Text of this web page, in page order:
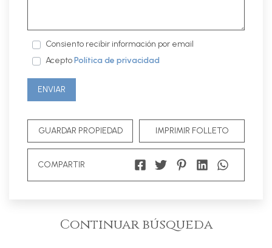
Consiento recibir información por email
AceptoPolítica de privacidad
ENVIAR
GUARDAR PROPIEDAD IMPRIMIR FOLLETO
COMPARTIR
Continuar búsqueda